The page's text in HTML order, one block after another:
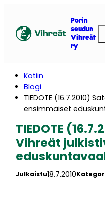
Porin
seudun
Vihreät
ry
t
Kotiin
Blogi
TIEDOTE (16.7.2010)
ensimmäiset
TIEDOTE
Vihreät
Julkaistu18.7.2010